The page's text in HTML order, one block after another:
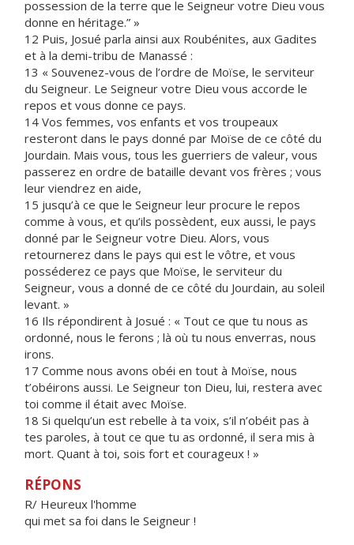
possession de la terre que le Seigneur votre Dieu vous
donne en héritage.” »
12 Puis, Josué parla ainsi aux Roubénites, aux Gadites
et à la demi-tribu de Manassé :
13 « Souvenez-vous de l’ordre de Moïse, le serviteur
du Seigneur. Le Seigneur votre Dieu vous accorde le
repos et vous donne ce pays.
14 Vos femmes, vos enfants et vos troupeaux
resteront dans le pays donné par Moïse de ce côté du
Jourdain. Mais vous, tous les guerriers de valeur, vous
passerez en ordre de bataille devant vos frères ; vous
leur viendrez en aide,
15 jusqu’à ce que le Seigneur leur procure le repos
comme à vous, et qu’ils possèdent, eux aussi, le pays
donné par le Seigneur votre Dieu. Alors, vous
retournerez dans le pays qui est le vôtre, et vous
posséderez ce pays que Moïse, le serviteur du
Seigneur, vous a donné de ce côté du Jourdain, au soleil
levant. »
16 Ils répondirent à Josué : « Tout ce que tu nous as
ordonné, nous le ferons ; là où tu nous enverras, nous
irons.
17 Comme nous avons obéi en tout à Moïse, nous
t’obéirons aussi. Le Seigneur ton Dieu, lui, restera avec
toi comme il était avec Moïse.
18 Si quelqu’un est rebelle à ta voix, s’il n’obéit pas à
tes paroles, à tout ce que tu as ordonné, il sera mis à
mort. Quant à toi, sois fort et courageux ! »
RÉPONS
R/ Heureux l'homme
qui met sa foi dans le Seigneur !